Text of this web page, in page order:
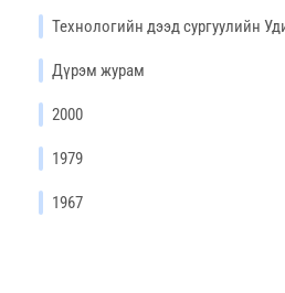
Технологийн дээд сургуулийн
Дүрэм журам
2000
1979
1967